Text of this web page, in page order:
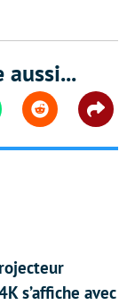
aussi...
Reddit
s’affiche avec